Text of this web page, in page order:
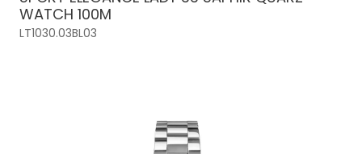
WATCH 100M
LT1030.03BL03